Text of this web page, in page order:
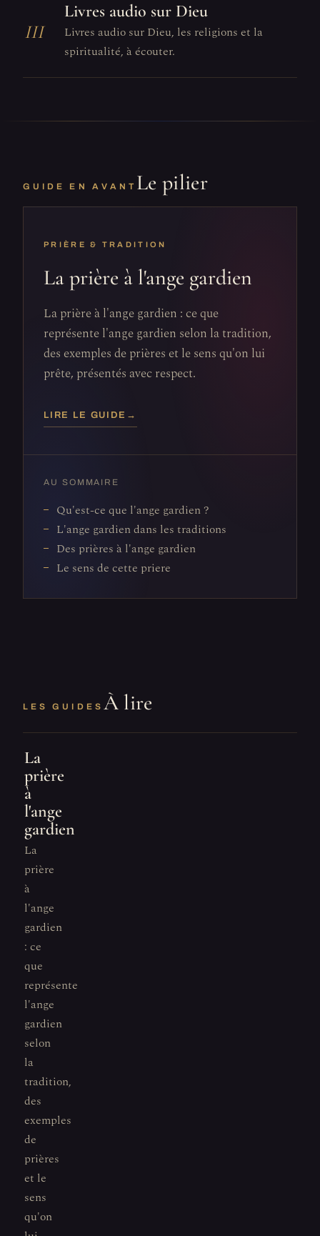
III
Livres audio sur Dieu
Livres audio sur Dieu, les religions et la
spiritualité, à écouter.
GUIDE EN AVANT Le pilier
PRIÈRE & TRADITION
La prière à l'ange gardien
La prière à l'ange gardien : ce que
représente l'ange gardien selon la tradition,
des exemples de prières et le sens qu'on lui
prête, présentés avec respect.
LIRE LE GUIDE →
AU SOMMAIRE
Qu'est-ce que l'ange gardien ?
L'ange gardien dans les traditions
Des prières à l'ange gardien
Le sens de cette priere
LES GUIDES À lire
La
prière
à
l'ange
gardien
La
prière
à
l'ange
gardien
: ce
que
représente
l'ange
gardien
selon
la
tradition,
des
exemples
de
prières
et le
sens
qu'on